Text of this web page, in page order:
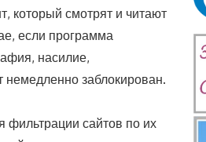
который смотрят и читают
если программа
насилие,
немедленно заблокирован.
фильтрации сайтов по их